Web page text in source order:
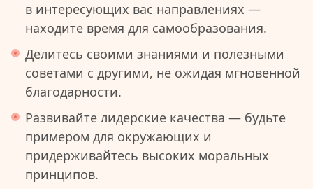
в интересующих вас направлениях —
находите время для самообразования.
Делитесь своими знаниями и полезными
советами с другими, не ожидая мгновенной
благодарности.
Развивайте лидерские качества — будьте
примером для окружающих и
придерживайтесь высоких моральных
принципов.